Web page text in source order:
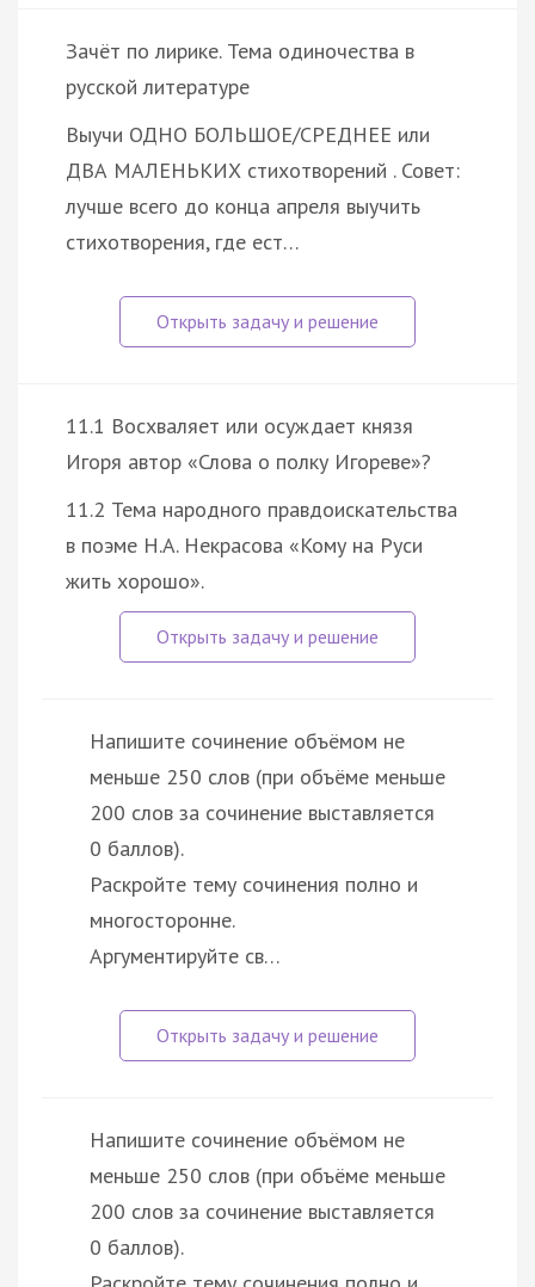
Зачёт по лирике. Тема одиночества в
русской литературе
Выучи ОДНО БОЛЬШОЕ/СРЕДНЕЕ или
ДВА МАЛЕНЬКИХ стихотворений . Совет:
лучше всего до конца апреля выучить
стихотворения, где ест…
11.1 Восхваляет или осуждает князя
Игоря автор «Слова о полку Игореве»?
11.2 Тема народного правдоискательства
в поэме Н.А. Некрасова «Кому на Руси
жить хорошо».
Напишите сочинение объёмом не
меньше 250 слов (при объёме меньше
200 слов за сочинение выставляется
0 баллов).
Раскройте тему сочинения полно и
многосторонне.
Аргументируйте св…
Напишите сочинение объёмом не
меньше 250 слов (при объёме меньше
200 слов за сочинение выставляется
0 баллов).